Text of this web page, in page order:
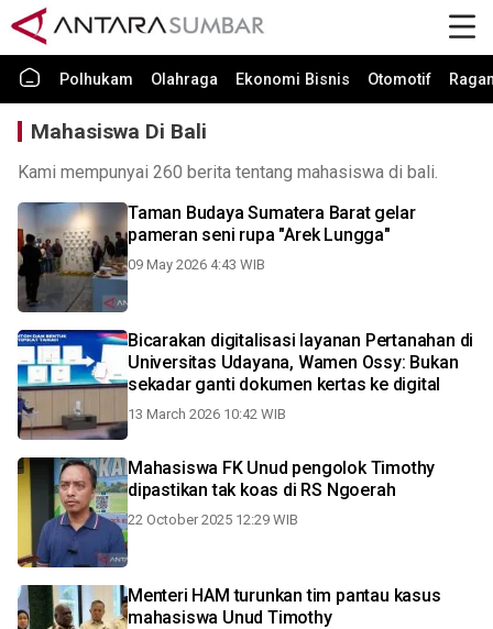
Polhukam Olahraga Ekonomi Bisnis Otomotif
Mahasiswa Di Bali
Kami mempunyai 260 berita tentang mahasiswa di bali.
Taman Budaya Sumatera Barat gelar
pameran seni rupa "Arek Lungga"
09 May 2026 4:43 WIB
Bicarakan digitalisasi layanan Pertanahan di
Universitas Udayana, Wamen Ossy: Bukan
sekadar ganti dokumen kertas ke digital
13 March 2026 10:42 WIB
Mahasiswa FK Unud pengolok Timothy
dipastikan tak koas di RS Ngoerah
22 October 2025 12:29 WIB
Menteri HAM turunkan tim pantau kasus
mahasiswa Unud Timothy